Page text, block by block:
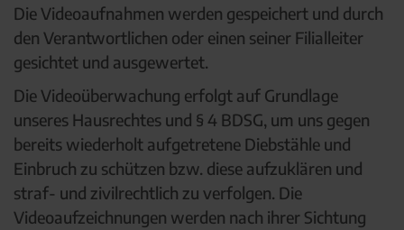
Die Videoaufnahmen werden gespeichert und durch
den Verantwortlichen oder einen seiner Filialleiter
gesichtet und ausgewertet.
Die Videoüberwachung erfolgt auf Grundlage
unseres Hausrechtes und § 4 BDSG, um uns gegen
bereits wiederholt aufgetretene Diebstähle und
Einbruch zu schützen bzw. diese aufzuklären und
straf- und zivilrechtlich zu verfolgen. Die
Videoaufzeichnungen werden nach ihrer Sichtung